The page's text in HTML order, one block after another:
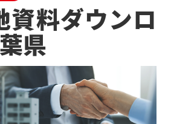
資料ダウンロ
県